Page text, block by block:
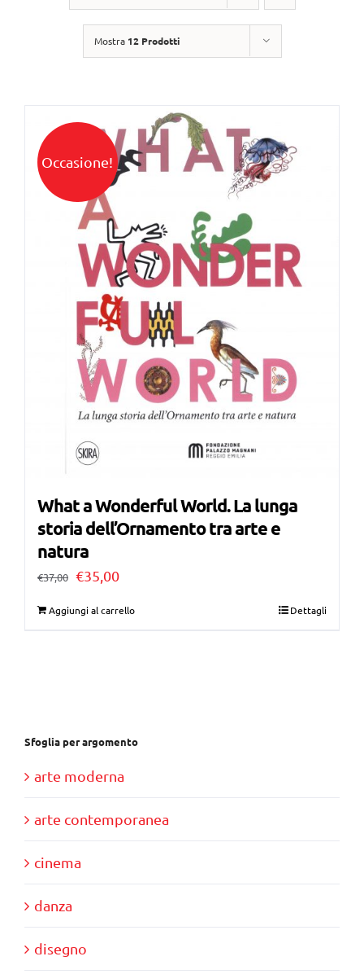
Mostra 12 Prodotti
Occasione!
What a Wonderful World. La lunga
storia dell’Ornamento tra arte e
natura
€37,00 Il
€35,00Il
Aggiungi al carrello Dettagli
Sfoglia per argomento
arte moderna
arte contemporanea
cinema
danza
disegno